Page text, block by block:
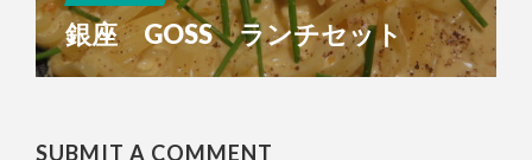
銀座 GOSS ランチセット
SUBMIT A COMMENT